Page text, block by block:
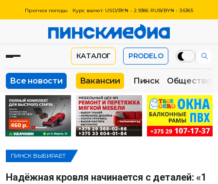
Прогноз погоды Курс валют: USD/BYN - 2.9386 RUB/BYN - 3.6365
КАТАЛОГ PRODELO
Все новости Вакансии Пинск Общество
ПИНСК ВЫБИРАЕТ
Надёжная кровля начинается с деталей: «1